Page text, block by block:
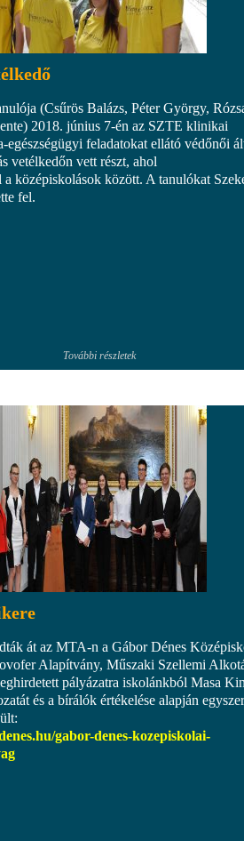
(Csűrös Balázs, Péter György,
2018. június 7-én az SZTE klinikai
egészségügyi feladatokat ellátó védőnői
vetélkedőn vett részt, ahol
a középiskolások között. A tanulókat
fel.
További részletek
át az MTA-n a Gábor Dénes
Alapítvány, Műszaki Szellemi
pályázatra iskolánkból Masa
és a bírálók értékelése alapján
gabor-denes-kozepiskolai-